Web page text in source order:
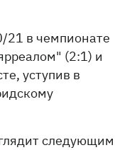
21 в чемпионате
(2:1) и
уступив в
следующим